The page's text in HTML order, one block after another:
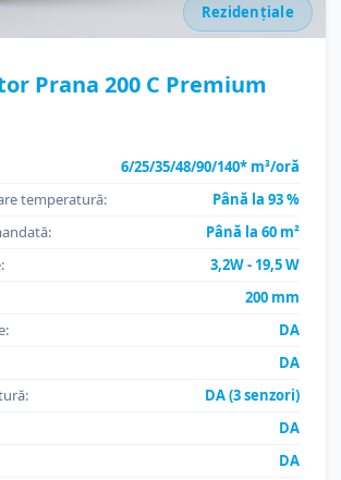
Rezidențiale
Prana 200 C Premium
6/25/35/48/90/140* m³/oră
temperatură:
Până la 93 %
Până la 60 m²
3,2W - 19,5 W
200 mm
DA
DA
DA (3 senzori)
DA
DA